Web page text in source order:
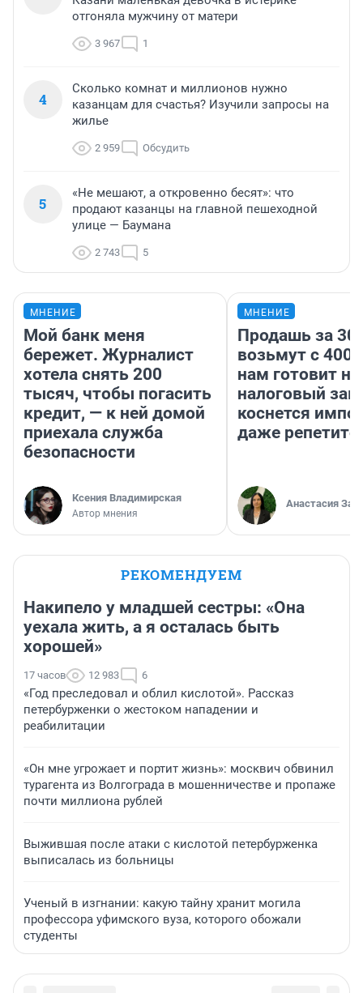
отгоняла мужчину от матери
3 967 1
4
Сколько комнат и миллионов нужно
казанцам для счастья? Изучили запросы на
жилье
2 959 Обсудить
5
«Не мешают, а откровенно бесят»: что
продают казанцы на главной пешеходной
улице — Баумана
2 743 5
МНЕНИЕ
Мой банк меня
бережет. Журналист
хотела снять 200
тысяч, чтобы погасить
кредит, — к ней домой
приехала служба
безопасности
Ксения Владимирская
Автор мнения
МНЕНИЕ
Продашь за
возьмут с
нам готовит
налоговый
коснется
даже
Анастасия
РЕКОМЕНДУЕМ
Накипело у младшей сестры: «Она
уехала жить, а я осталась быть
хорошей»
17 часов 12 983 6
«Год преследовал и облил кислотой». Рассказ
петербурженки о жестоком нападении и
реабилитации
«Он мне угрожает и портит жизнь»: москвич обвинил
турагента из Волгограда в мошенничестве и пропаже
почти миллиона рублей
Выжившая после атаки с кислотой петербурженка
выписалась из больницы
Ученый в изгнании: какую тайну хранит могила
профессора уфимского вуза, которого обожали
студенты